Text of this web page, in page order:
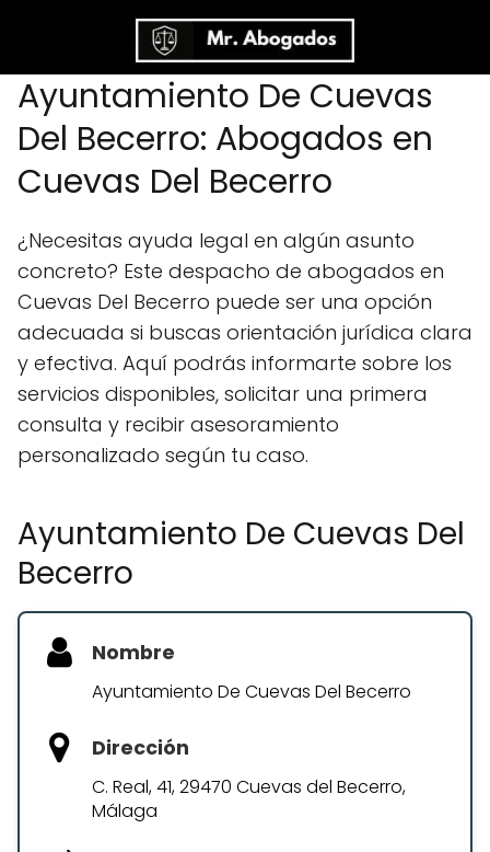
Ayuntamiento De Cuevas
Del Becerro: Abogados en
Cuevas Del Becerro
¿Necesitas ayuda legal en algún asunto
concreto? Este despacho de abogados en
Cuevas Del Becerro puede ser una opción
adecuada si buscas orientación jurídica clara
y efectiva. Aquí podrás informarte sobre los
servicios disponibles, solicitar una primera
consulta y recibir asesoramiento
personalizado según tu caso.
Ayuntamiento De Cuevas Del
Becerro
Nombre
Ayuntamiento De Cuevas Del Becerro
Dirección
C. Real, 41, 29470 Cuevas del Becerro,
Málaga